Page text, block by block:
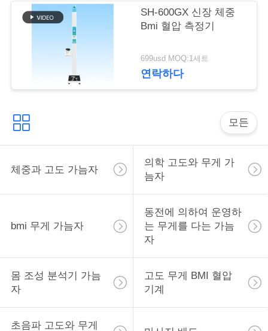
용
요
하
십
시
SH-600GX 신장 체중
Bmi 혈압 측정기
699usd MOQ:1세트
연락하다
모든
체중과 고도 가늠자
의학 고도와 무게 가
늠자
bmi 무게 가늠자
동전에 의하여 운영하
는 무게를 다는 가늠
자
몸 조성 분석기 가늠
자
고도 무게 BMI 혈압
기계
초음파 고도와 무게